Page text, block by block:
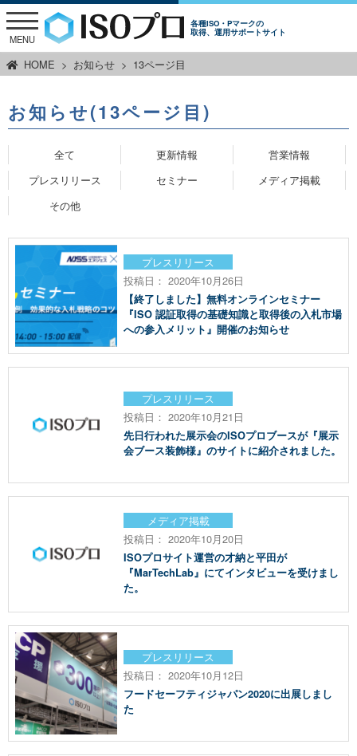
各種ISO・Pマークの
取得、運用サポートサイト
MENU
HOME お知らせ 13ページ目
お知らせ(13ページ目)
全て 更新情報
営業情報
プレスリリース
セミナー
メディア掲載
その他
プレスリリース
投稿日： 2020年10月26日
【終了しました】無料オンラインセミナー
『ISO 認証取得の基礎知識と取得後の入札市場
への参入メリット』開催のお知らせ
プレスリリース
投稿日： 2020年10月21日
先日行われた展示会のISOプロブースが『展示
会ブース装飾様』のサイトに紹介されました。
メディア掲載
投稿日： 2020年10月20日
ISOプロサイト運営の才納と平田が
『MarTechLab』にてインタビューを受けまし
た。
プレスリリース
投稿日： 2020年10月12日
フードセーフティジャパン2020に出展しまし
た